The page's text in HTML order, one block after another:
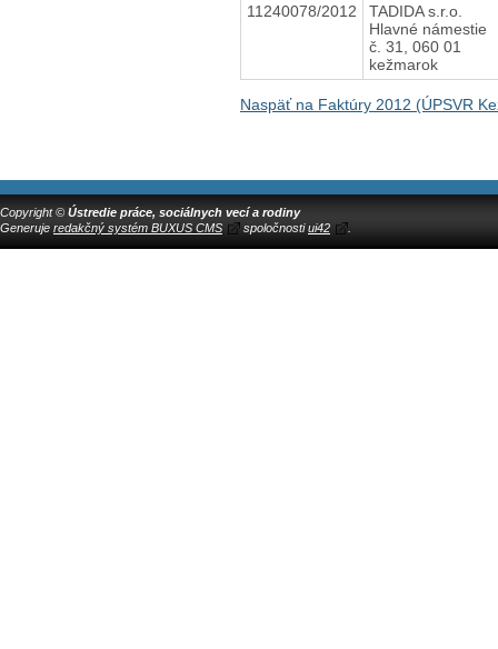
11240078/2012
TADIDA s.r.o.
Hlavné námestie
č. 31, 060 01
kežmarok
Naspäť na Faktúry 2012 (ÚPSVR
Copyright © Ústredie práce, sociálnych vecí a rodiny
Generuje redakčný systém BUXUS CMS spoločnostiui42